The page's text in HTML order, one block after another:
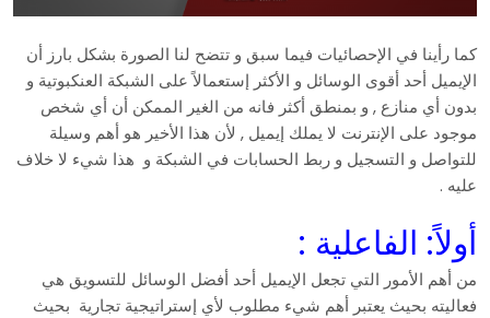
كما رأينا في الإحصائيات فيما سبق و تتضح لنا الصورة بشكل بارز أن
الإيميل أحد أقوى الوسائل و الأكثر إستعمالاً على الشبكة العنكبوتية و
بدون أي منازع , و بمنطق أكثر فانه من الغير الممكن أن أي شخص
موجود على الإنترنت لا يملك إيميل , لأن هذا الأخير هو أهم وسيلة
للتواصل و التسجيل و ربط الحسابات في الشبكة و هذا شيء لا خلاف
عليه .
أولاً: الفاعلية :
من أهم الأمور التي تجعل الإيميل أحد أفضل الوسائل للتسويق هي
فعاليته بحيث يعتبر أهم شيء مطلوب لأي إستراتيجية تجارية بحيث